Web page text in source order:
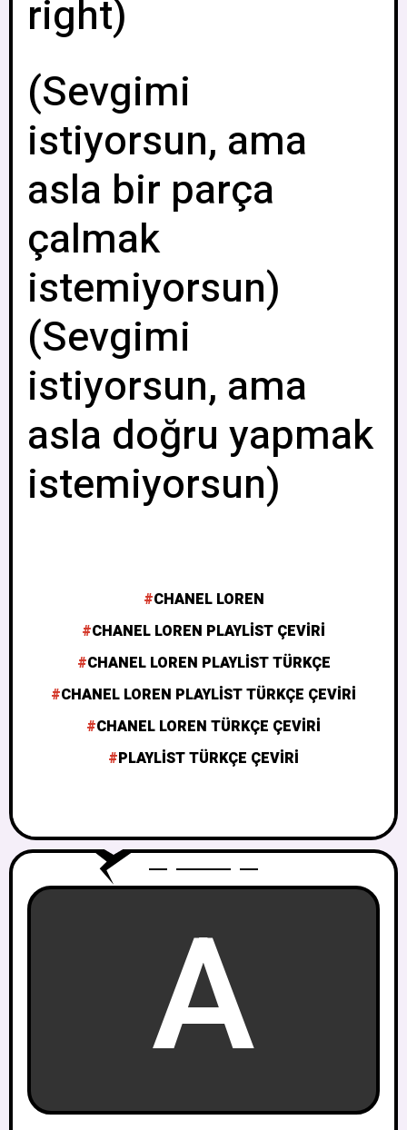
right)
(Sevgimi
istiyorsun, ama
asla bir parça
çalmak
istemiyorsun)
(Sevgimi
istiyorsun, ama
asla doğru yapmak
istemiyorsun)
CHANEL LOREN
CHANEL LOREN PLAYLIST ÇEVIRI
CHANEL LOREN PLAYLIST TÜRKÇE
CHANEL LOREN PLAYLIST TÜRKÇE ÇEVIRI
CHANEL LOREN TÜRKÇE ÇEVIRI
PLAYLIST TÜRKÇE ÇEVIRI
A